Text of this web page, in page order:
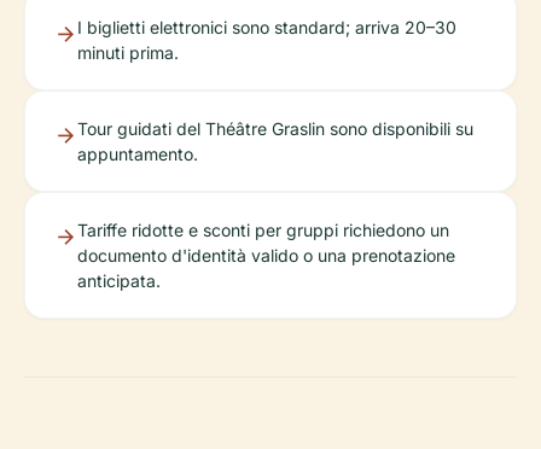
I biglietti elettronici sono standard; arriva 20–30
minuti prima.
Tour guidati del Théâtre Graslin sono disponibili su
appuntamento.
Tariffe ridotte e sconti per gruppi richiedono un
documento d'identità valido o una prenotazione
anticipata.